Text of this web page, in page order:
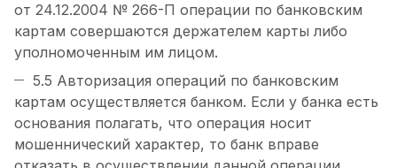
от 24.12.2004 № 266-П операции по банковским
картам совершаются держателем карты либо
уполномоченным им лицом.
5.5 Авторизация операций по банковским
картам осуществляется банком. Если у банка есть
основания полагать, что операция носит
мошеннический характер, то банк вправе